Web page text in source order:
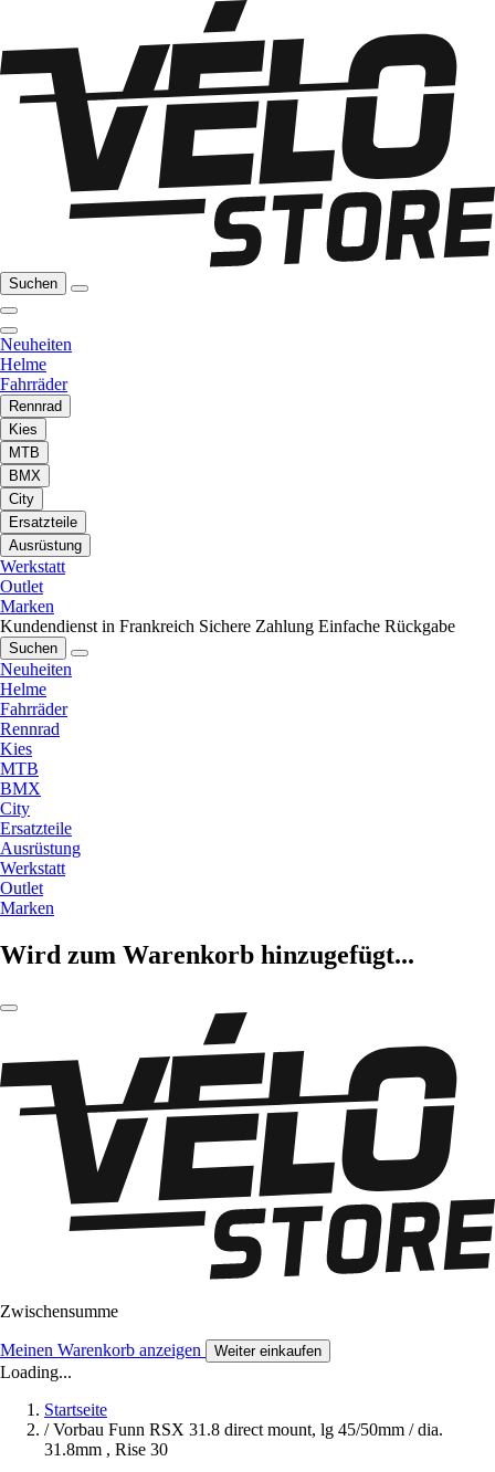
Suchen
Neuheiten
Helme
Fahrräder
Rennrad
Kies
MTB
BMX
City
Ersatzteile
Ausrüstung
Werkstatt
Outlet
Marken
Kundendienst in Frankreich Sichere Zahlung Einfache Rückgabe
Suchen
Neuheiten
Helme
Fahrräder
Rennrad
Kies
MTB
BMX
City
Ersatzteile
Ausrüstung
Werkstatt
Outlet
Marken
Wird zum Warenkorb hinzugefügt...
Zwischensumme
Meinen Warenkorb anzeigen Weiter einkaufen
Loading...
Startseite
/ Vorbau Funn RSX 31.8 direct mount, lg 45/50mm / dia.
31.8mm , Rise 30